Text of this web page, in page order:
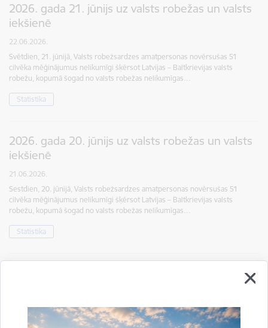
2026. gada 21. jūnijs uz valsts robežas un valsts
iekšienē
22.06.2026.
Svētdien, 21. jūnijā, Valsts robežsardzes amatpersonas novērsušas 51
cilvēka mēģinājumus nelikumīgi šķērsot Latvijas – Baltkrievijas valsts
robežu, kopumā šogad no valsts robežas nelikumīgas…
Statistika
2026. gada 20. jūnijs uz valsts robežas un valsts
iekšienē
21.06.2026.
Sestdien, 20. jūnijā, Valsts robežsardzes amatpersonas novērsušas 51
cilvēka mēģinājumus nelikumīgi šķērsot Latvijas – Baltkrievijas valsts
robežu, kopumā šogad no valsts robežas nelikumīgas…
Statistika
2026. gada 19. jūnijs uz valsts robežas un valsts
20.06.2026.
Piektdien, 19. jūnijā, Valsts robežsardzes amatpersonas novērsušas 46